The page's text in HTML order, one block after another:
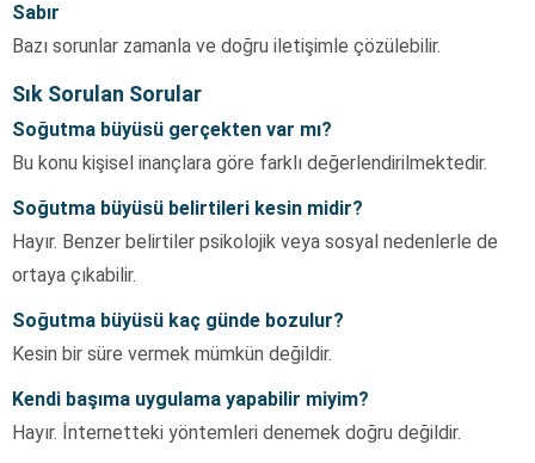
Sabır
Bazı sorunlar zamanla ve doğru iletişimle çözülebilir.
Sık Sorulan Sorular
Soğutma büyüsü gerçekten var mı?
Bu konu kişisel inançlara göre farklı değerlendirilmektedir.
Soğutma büyüsü belirtileri kesin midir?
Hayır. Benzer belirtiler psikolojik veya sosyal nedenlerle de
ortaya çıkabilir.
Soğutma büyüsü kaç günde bozulur?
Kesin bir süre vermek mümkün değildir.
Kendi başıma uygulama yapabilir miyim?
Hayır. İnternetteki yöntemleri denemek doğru değildir.